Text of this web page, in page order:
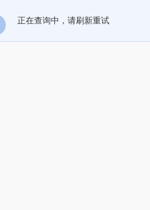
正在查询中，请刷新重试